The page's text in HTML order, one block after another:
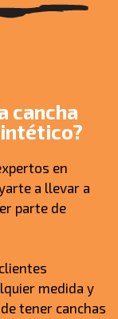
cancha
en
a llevar a
parte de
medida y
tener canchas